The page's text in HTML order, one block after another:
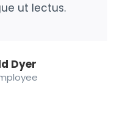
ut lectus.
Dyer